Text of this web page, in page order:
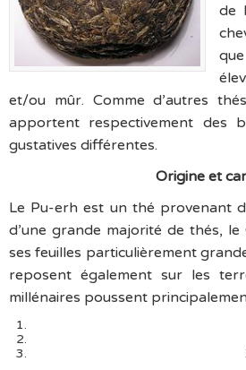
de
et/ou mûr. Comme d’autres
apportent respectivement des
gustatives différentes.
Origine et
Le Pu-erh est un thé provenant
d’une grande majorité de thés,
ses feuilles particulièrement
reposent également sur les
millénaires poussent